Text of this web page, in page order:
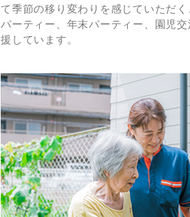
て季節の移り変わりを感じていただ
パーティー、年末パーティー、園児
援しています。